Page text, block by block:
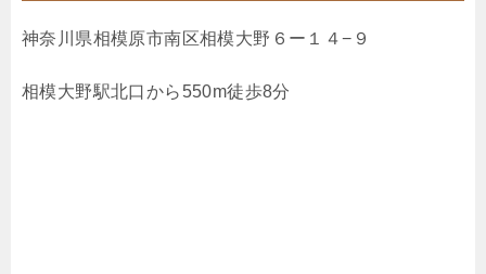
神奈川県相模原市南区相模大野６ー１４−９
相模大野駅北口から550m徒歩8分